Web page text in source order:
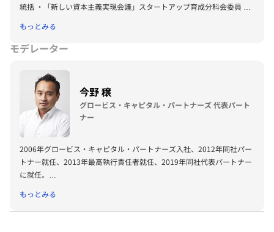
統括 ・「新しい資本主義実現会議」スタートアップ育成分科会委員 ・
革TF委員 ・東京大学大学院工学系研究科非常勤講師 ・バーチャルシテ
ィコンソーシアム代表幹事 ・一般社団法人Metaverse Japan理事 ・ク
もっとみる
モデレーター
今野 穣
グロービス・キャピタル・パートナーズ 代表パート
ナー
2006年グロービス・キャピタル・パートナーズ入社、2012年同社パー
トナー就任、2013年最高執行責任者就任、2019年同社代表パートナー
に就任。
マ、アカツキ、ブイキューブ、ライフネット生命保険、Quipper、キラ
メックス。
もっとみる